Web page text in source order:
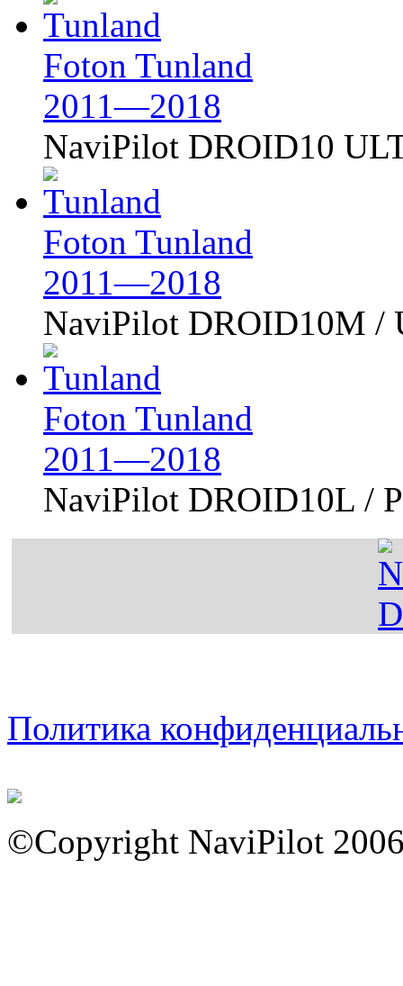
Foton Tunland
2011—2018
NaviPilot DROID10
Foton Tunland
2011—2018
NaviPilot DROID10M /
Foton Tunland
2011—2018
NaviPilot DROID10L /
Политика
©Copyright NaviPilot